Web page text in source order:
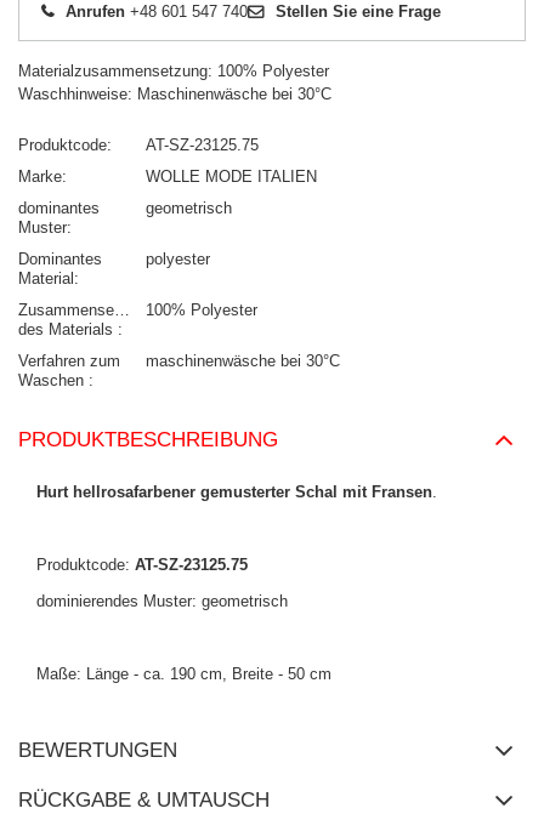
Anrufen +48 601 547 740 Stellen Sie eine Frage
Materialzusammensetzung: 100% Polyester
Waschhinweise: Maschinenwäsche bei 30°C
Produktcode
AT-SZ-23125.75
Marke
WOLLE MODE ITALIEN
dominantes
Muster
geometrisch
Dominantes
Material
polyester
Zusammensetzung
des Materials
100% Polyester
Verfahren zum
Waschen
maschinenwäsche bei 30°C
PRODUKTBESCHREIBUNG
Hurt hellrosafarbener gemusterter Schal mit Fransen.
Produktcode: AT-SZ-23125.75
dominierendes Muster: geometrisch
Maße: Länge - ca. 190 cm, Breite - 50 cm
BEWERTUNGEN
RÜCKGABE & UMTAUSCH